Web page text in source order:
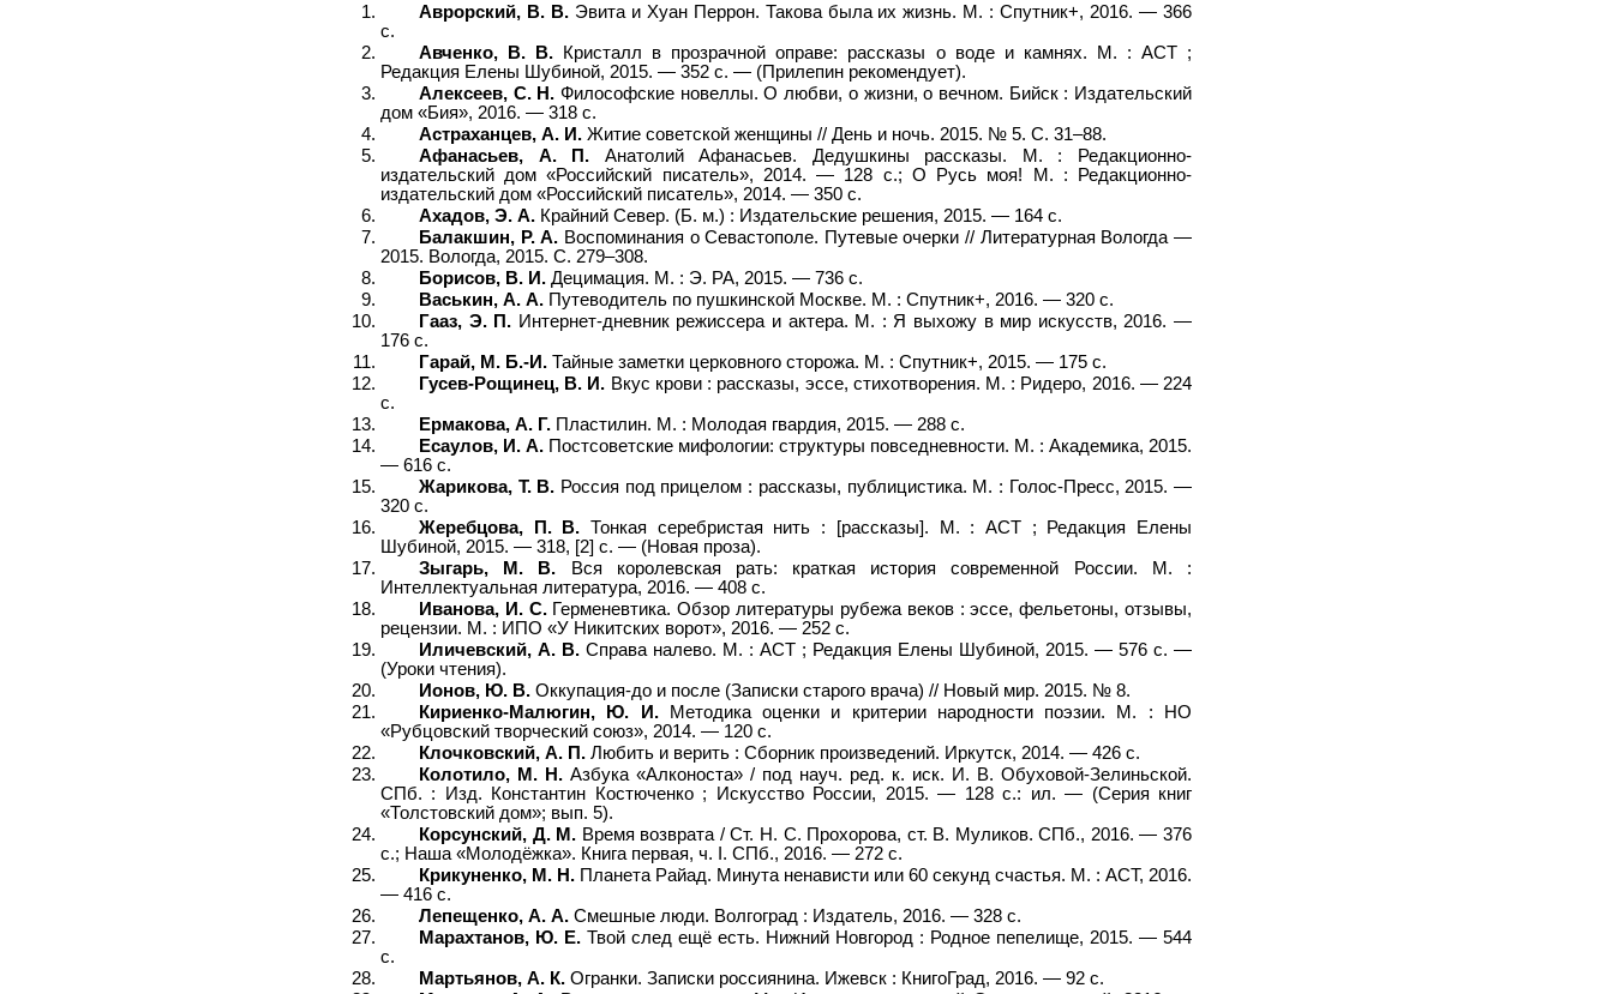
Аврорский, В. В.Эвита и Хуан Перрон. Такова была их жизнь. М. : Спутник+, 2016. — 366
с.
Авченко, В. В. Кристалл в прозрачной оправе: рассказы о воде и камнях. М. : АСТ ;
Редакция Елены Шубиной, 2015. — 352 с. — (Прилепин рекомендует).
Алексеев, С. Н. Философские новеллы. О любви, о жизни, о вечном. Бийск : Издательский
дом «Бия», 2016. — 318 с.
Астраханцев, А. И. Житие советской женщины // День и ночь. 2015. № 5. С. 31–88.
Афанасьев, А. П. Анатолий Афанасьев. Дедушкины рассказы. М. : Редакционно-
издательский дом «Российский писатель», 2014. — 128 с.; О Русь моя! М. : Редакционно-
издательский дом «Российский писатель», 2014. — 350 с.
Ахадов, Э. А. Крайний Север. (Б. м.) : Издательские решения, 2015. — 164 с.
Балакшин, Р. А. Воспоминания о Севастополе. Путевые очерки // Литературная Вологда —
2015. Вологда, 2015. С. 279–308.
Борисов, В. И. Децимация. М. : Э. РА, 2015. — 736 с.
Васькин, А. А. Путеводитель по пушкинской Москве. М. : Спутник+, 2016. — 320 с.
Гааз, Э. П. Интернет-дневник режиссера и актера. М. : Я выхожу в мир искусств, 2016. —
176 с.
Гарай, М. Б.-И. Тайные заметки церковного сторожа. М. : Спутник+, 2015. — 175 с.
Гусев-Рощинец, В. И. Вкус крови : рассказы, эссе, стихотворения. М. : Ридеро, 2016. — 224
с.
Ермакова, А. Г. Пластилин. М. : Молодая гвардия, 2015. — 288 с.
Есаулов, И. А. Постсоветские мифологии: структуры повседневности. М. : Академика, 2015.
— 616 с.
Жарикова, Т. В. Россия под прицелом : рассказы, публицистика. М. : Голос-Пресс, 2015. —
320 с.
Жеребцова, П. В. Тонкая серебристая нить : [рассказы]. М. : АСТ ; Редакция Елены
Шубиной, 2015. — 318, [2] с. — (Новая проза).
Зыгарь, М. В. Вся королевская рать: краткая история современной России. М. :
Интеллектуальная литература, 2016. — 408 с.
Иванова, И. С.Герменевтика. Обзор литературы рубежа веков : эссе, фельетоны, отзывы,
рецензии. М. : ИПО «У Никитских ворот», 2016. — 252 с.
Иличевский, А. В. Справа налево. М. : АСТ ; Редакция Елены Шубиной, 2015. — 576 с. —
(Уроки чтения).
Ионов, Ю. В. Оккупация-до и после (Записки старого врача) // Новый мир. 2015. № 8.
Кириенко-Малюгин, Ю. И.Методика оценки и критерии народности поэзии. М. : НО
«Рубцовский творческий союз», 2014. — 120 с.
Клочковский, А. П. Любить и верить : Сборник произведений. Иркутск, 2014. — 426 с.
Колотило, М. Н. Азбука «Алконоста» / под науч. ред. к. иск. И. В. Обуховой-Зелиньской.
СПб. : Изд. Константин Костюченко ; Искусство России, 2015. — 128 с.: ил. — (Серия книг
«Толстовский дом»; вып. 5).
Корсунский, Д. М. Время возврата / Ст. Н. С. Прохорова, ст. В. Муликов. СПб., 2016. — 376
с.; Наша «Молодёжка». Книга первая, ч. I. СПб., 2016. — 272 с.
Крикуненко, М. Н. Планета Райад. Минута ненависти или 60 секунд счастья. М. : АСТ, 2016.
— 416 с.
Лепещенко, А. А. Смешные люди. Волгоград : Издатель, 2016. — 328 с.
Марахтанов, Ю. Е. Твой след ещё есть. Нижний Новгород : Родное пепелище, 2015. — 544
с.
Мартьянов, А. К. Огранки. Записки россиянина. Ижевск : КнигоГрад, 2016. — 92 с.